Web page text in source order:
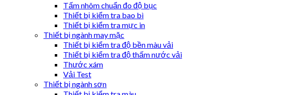
Tấm nhôm chuẩn đo độ bục
Thiết bị kiểm tra bao bì
Thiết bị kiểm tra mực in
Thiết bị ngành may mặc
Thiết bị kiểm tra độ bền màu vải
Thiết bị kiểm tra độ thấm nước vải
Thước xám
Vải Test
Thiết bị ngành sơn